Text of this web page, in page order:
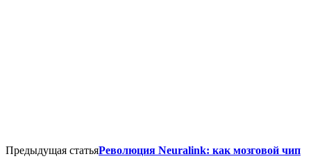
Предыдущая статьяРеволюция Neuralink: как мозговой чип